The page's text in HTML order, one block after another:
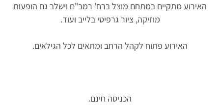
האירוע מתקיים במתחם מוצל ברח' רמב"ם וישלב גם הופעות
מוזיקה, ציור גרפיטי בלייב ועוד.
האירוע פתוח לקהל הרחב ומתאים לכל הגילאים.
הכניסה חינם.